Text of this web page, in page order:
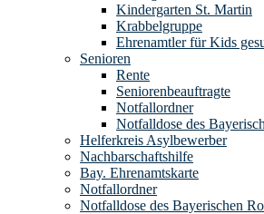
Kindergarten St. Martin
Krabbelgruppe
Ehrenamtler für Kids
Senioren
Rente
Seniorenbeauftragte
Notfallordner
Notfalldose des
Helferkreis Asylbewerber
Nachbarschaftshilfe
Bay. Ehrenamtskarte
Notfallordner
Notfalldose des Bayerischen